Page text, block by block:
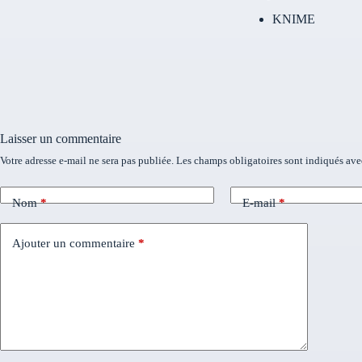
KNIME
Laisser un commentaire
Votre adresse e-mail ne sera pas publiée. Les champs obligatoires sont indiqués
Nom* E-mail*
Ajouter un commentaire *